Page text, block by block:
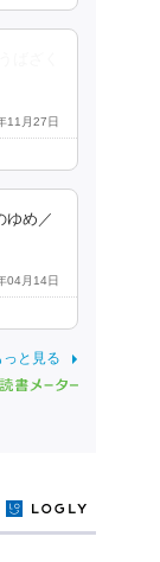
11月27日
ゆめ／
04月14日
と見る